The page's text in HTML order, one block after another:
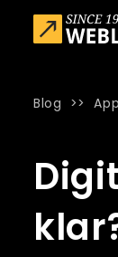
Skip to main
Blog >>